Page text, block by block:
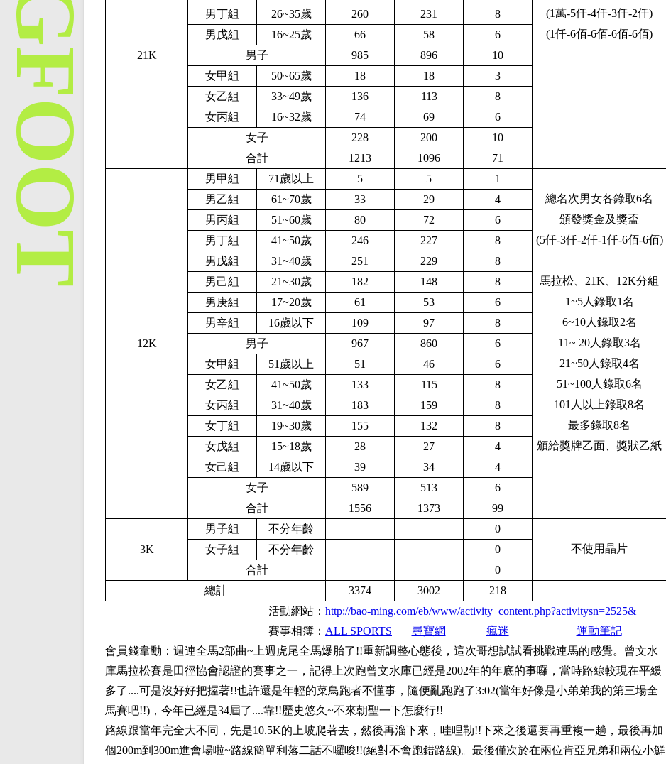
21K
男丁組
26~35歲 260 231 8
(1萬-5仟-4仟-3仟-2仟)
男戊組
16~25歲 66 58 6
(1仟-6佰-6佰-6佰-6佰)
男子
985 896
10
女甲組
50~65歲 18 18
3
女乙組
33~49歲 136 113
8
女丙組
16~32歲 74 69
6
女子
228 200
10
合計
1213 1096 71
12K
男甲組 71歲以上 5 5
1
男乙組
61~70歲 33 29 4
總名次男女各錄取6名
男丙組
51~60歲 80 72 6
頒發獎金及獎盃
男丁組
41~50歲 246 227 8
(5仟-3仟-2仟-1仟-6佰-6佰)
男戊組
31~40歲 251 229
8
男己組
21~30歲 182 148 8 馬拉松、21K、 12K分組
男庚組
17~20歲 61 53 6 1~5人錄取1名
男辛組
16歲以下 109 97 8
6~10人錄取2名
男子
967 860 6
11~ 20人錄取3名
女甲組
51歲以上 51 46 6
21~50人錄取4名
女乙組
41~50歲 133 115 8
51~100人錄取6名
女丙組
31~40歲 183 159 8
101人以上錄取8名
女丁組
19~30歲 155 132 8
最多錄取8名
女戊組
15~18歲 28 27 4
頒給獎牌乙面、獎狀乙紙
女己組
14歲以下 39 34
4
女子
589 513
6
合計
1556 1373 99
3K
男子組 不分年齡
0
女子組
不分年齡 0
不使用晶片
合計
0
總計
3374 3002
218
活動網站： http://bao-ming.com/eb/www/activity_content.php?activitysn=2525&
賽事相簿： ALL SPORTS 尋寶網 瘋迷
運動筆記
會員錢韋勳 ：週連全馬2部曲~上週虎尾全馬爆胎了!!重新調整心態後，這次哥想試試看挑戰連馬的感覺。曾文水
庫馬拉松賽是田徑協會認證的賽事之一，記得上次跑曾文水庫已經是2002年的年底的事囉，當時路線較現在平緩
多了....可是沒好好把握著!!也許還是年輕的菜鳥跑者不懂事，隨便亂跑跑了3:02(當年好像是小弟弟我的第三場全
馬賽吧!!)，今年已經是34屆了....靠!!歷史悠久~不來朝聖一下怎麼行!!
路線跟當年完全大不同，先是10.5K的上坡爬著去，然後再溜下來，哇哩勒!!下來之後還要再重複一趟，最後再加
個200m到300m進會場啦~路線簡單利落二話不囉唆!!(絕對不會跑錯路線)。最後僅次於在兩位肯亞兄弟和兩位小鮮